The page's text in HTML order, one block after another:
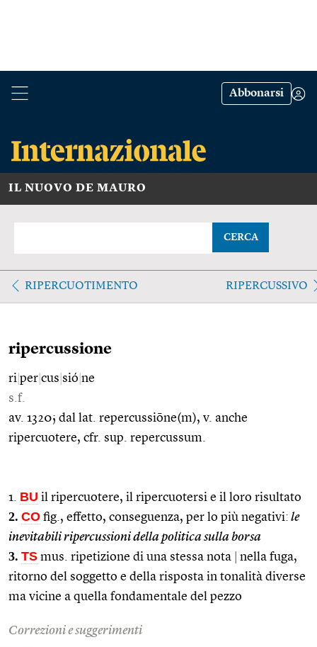
Abbonarsi
IL NUOVO DE MAURO
CERCA
RIPERCUOTIMENTO RIPERCUSSIVO
ripercussione
ri per cus sió ne
s.f.
av. 1320; dal lat. repercussiōne(m), v. anche
ripercuotere, cfr. sup. repercussum.
1. BU il ripercuotere, il ripercuotersi e il loro risultato
2. CO fig., effetto, conseguenza, per lo più negativi: le
inevitabili ripercussioni della politica sulla borsa
3. TS mus. ripetizione di una stessa nota
nella fuga,
ritorno del soggetto e della risposta in tonalità diverse
ma vicine a quella fondamentale del pezzo
Correzioni e suggerimenti